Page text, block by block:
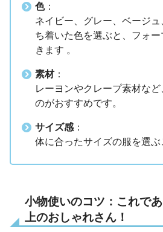
色：
ネイビー、グレー、ベージ
ち着いた色を選ぶと、フォ
きます 。
素材：
レーヨンやクレープ素材な
のがおすすめです。
サイズ感 ：
体に合ったサイズの服を選
小物使いのコツ：これで
上のおしゃれさん！